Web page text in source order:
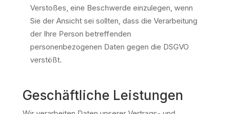
Verstoßes, eine Beschwerde einzulegen, wenn
Sie der Ansicht sei sollten, dass die Verarbeitung
der Ihre Person betreffenden
personenbezogenen Daten gegen die DSGVO
verstößt.
Geschäftliche Leistungen